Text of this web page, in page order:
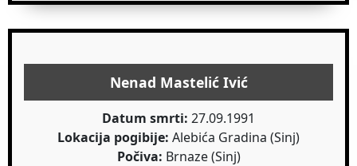
Nenad Mastelić Ivić
Datum smrti: 27.09.1991
Lokacija pogibije: Alebića Gradina (Sinj)
Počiva: Brnaze (Sinj)